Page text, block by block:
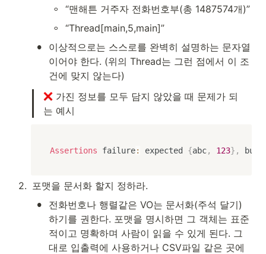
◦ “맨해튼 거주자 전화번호부(총 1487574개)”
◦ “Thread[main,5,main]”
•
이상적으로는 스스로를 완벽히 설명하는 문자열
이어야 한다. (위의 Thread는 그런 점에서 이 조
건에 맞지 않는다)
가진 정보를 모두 담지 않았을 때 문제가 되
는 예시
Assertions failure: expected {abc, 123} , but
2. 포맷을 문서화 할지 정하라.
•
전화번호나 행렬같은 VO는 문서화(주석 달기)
하기를 권한다. 포맷을 명시하면 그 객체는 표준
적이고 명확하며 사람이 읽을 수 있게 된다. 그
대로 입출력에 사용하거나 CSV파일 같은 곳에